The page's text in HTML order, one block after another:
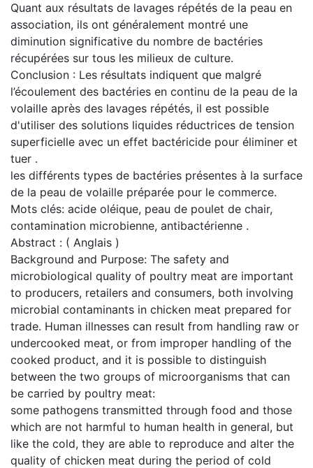
Quant aux résultats de lavages répétés de la peau en
association, ils ont généralement montré une
diminution significative du nombre de bactéries
récupérées sur tous les milieux de culture.
Conclusion : Les résultats indiquent que malgré
l’écoulement des bactéries en continu de la peau de la
volaille après des lavages répétés, il est possible
d'utiliser des solutions liquides réductrices de tension
superficielle avec un effet bactéricide pour éliminer et
tuer .
les différents types de bactéries présentes à la surface
de la peau de volaille préparée pour le commerce.
Mots clés: acide oléique, peau de poulet de chair,
contamination microbienne, antibactérienne .
Abstract : ( Anglais )
Background and Purpose: The safety and
microbiological quality of poultry meat are important
to producers, retailers and consumers, both involving
microbial contaminants in chicken meat prepared for
trade. Human illnesses can result from handling raw or
undercooked meat, or from improper handling of the
cooked product, and it is possible to distinguish
between the two groups of microorganisms that can
be carried by poultry meat:
some pathogens transmitted through food and those
which are not harmful to human health in general, but
like the cold, they are able to reproduce and alter the
quality of chicken meat during the period of cold